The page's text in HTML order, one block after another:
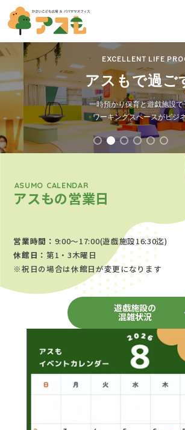
EXCELLENT LIFE PROGRAM
アスもで過ごす
一時預かり保育と遊戯施設で子育て
ワーキングスペースがビジネスを
ASUMO CALENDAR
アスもの営業日
営業時間： 9:00～17:00(遊戯施設16:30迄)
休館日：第1・3木曜日
※祝日の場合は休館日が変更になります
遊戯施設の
混雑状況